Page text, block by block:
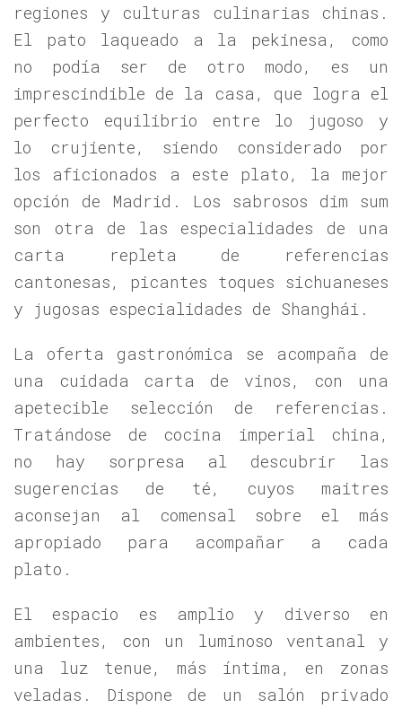
regiones y culturas culinarias chinas.
El pato laqueado a la pekinesa, como
no podía ser de otro modo, es un
imprescindible de la casa, que logra el
perfecto equilibrio entre lo jugoso y
lo crujiente, siendo considerado por
los aficionados a este plato, la mejor
opción de Madrid. Los sabrosos dim sum
son otra de las especialidades de una
carta repleta de referencias
cantonesas, picantes toques sichuaneses
y jugosas especialidades de Shanghái.
La oferta gastronómica se acompaña de
una cuidada carta de vinos, con una
apetecible selección de referencias.
Tratándose de cocina imperial china,
no hay sorpresa al descubrir las
sugerencias de té, cuyos maitres
aconsejan al comensal sobre el más
apropiado para acompañar a cada
plato.
El espacio es amplio y diverso en
ambientes, con un luminoso ventanal y
una luz tenue, más íntima, en zonas
veladas. Dispone de un salón privado